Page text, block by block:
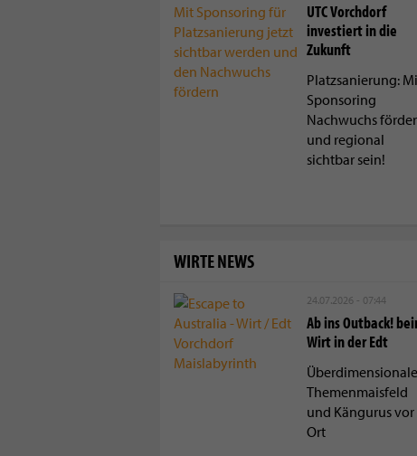
UTC Vorchdorf
investiert in die
Zukunft
Platzsanierung:
Sponsoring
Nachwuchs
und regional
sichtbar sein!
WIRTE NEWS
24.07.2026 - 07:44
Ab ins Outback!
Wirt in der Edt
Themenmaisfeld
und Kängurus vor
Ort